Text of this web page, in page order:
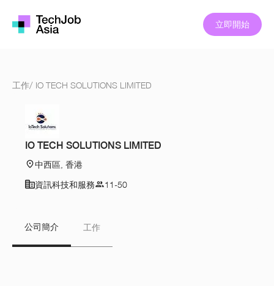
立即開始
工作/ IO TECH SOLUTIONS LIMITED
IO TECH SOLUTIONS LIMITED
中西區, 香港
資訊科技和服務
11-50
公司簡介 工作